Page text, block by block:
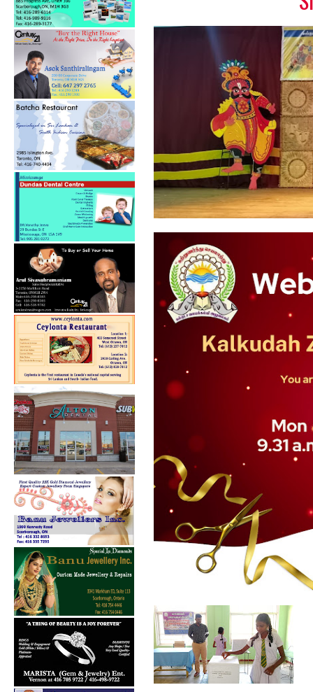
ஏற்பாட்டில...
கல்குடா கல்வி வலயத்தின்
இணையத்தளம் ...